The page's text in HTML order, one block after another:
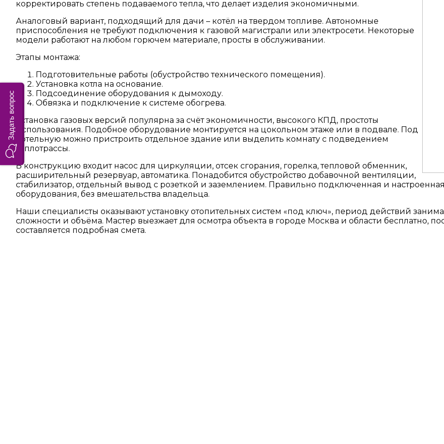
корректировать степень подаваемого тепла, что делает изделия экономичными.
Аналоговый вариант, подходящий для дачи – котёл на твердом топливе. Автономные
приспособления не требуют подключения к газовой магистрали или электросети. Некоторые
модели работают на любом горючем материале, просты в обслуживании.
Этапы монтажа:
Подготовительные работы (обустройство технического помещения).
Установка котла на основание.
Подсоединение оборудования к дымоходу.
Обвязка и подключение к системе обогрева.
Установка газовых версий популярна за счёт экономичности, высокого КПД, простоты
использования. Подобное оборудование монтируется на цокольном этаже или в подвале. Под
котельную можно пристроить отдельное здание или выделить комнату с подведением
теплотрассы.
В конструкцию входит насос для циркуляции, отсек сгорания, горелка, тепловой обменник,
расширительный резервуар, автоматика. Понадобится обустройство добавочной вентиляции,
стабилизатор, отдельный вывод с розеткой и заземлением. Правильно подключенная и
оборудования, без вмешательства владельца.
Наши специалисты оказывают установку отопительных систем «под ключ», период действий
сложности и объёма. Мастер выезжает для осмотра объекта в городе Москва и области бесплатно,
составляется подробная смета.
Задать вопрос